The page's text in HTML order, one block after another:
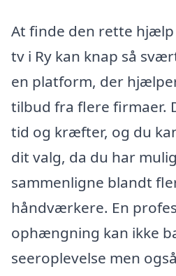
At finde den rette
tv i Ry kan knap så
en platform, der
tilbud fra flere firmaer.
tid og kræfter, og du
dit valg, da du har
sammenligne blandt
håndværkere. En
ophængning kan ikke
seeroplevelse men